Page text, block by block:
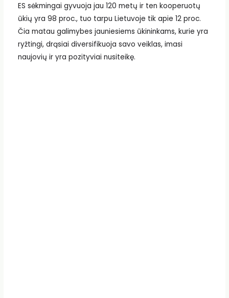
ES sėkmingai gyvuoja jau 120 metų ir ten kooperuotų
ūkių yra 98 proc., tuo tarpu Lietuvoje tik apie 12 proc.
Čia matau galimybes jauniesiems ūkininkams, kurie yra
ryžtingi, drąsiai diversifikuoja savo veiklas, imasi
naujovių ir yra pozityviai nusiteikę.